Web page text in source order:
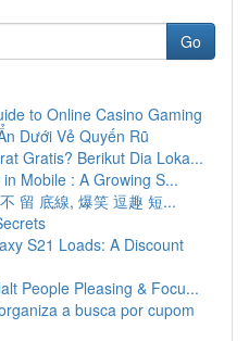
Go
to Online Casino Gaming
Dưới Vẻ Quyến Rũ
Gratis? Berikut Dia Loka...
Mobile : A Growing S...
留 底線, 爆笑 逗趣 短...
S21 Loads: A Discount
People Pleasing & Focu...
a busca por cupom